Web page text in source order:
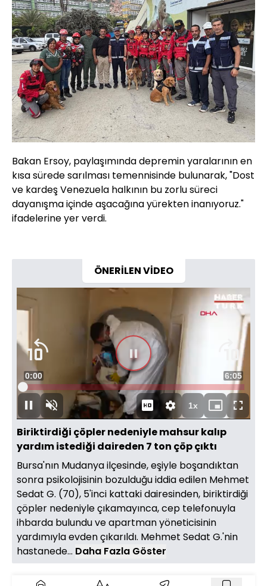
Bakan Ersoy, paylaşımında depremin yaralarının en
kısa sürede sarılması temennisinde bulunarak, "Dost
ve kardeş Venezuela halkının bu zorlu süreci
dayanışma içinde aşacağına yürekten inanıyoruz."
ifadelerine yer verdi.
ÖNERİLEN VİDEO
DuraklatSesi
Aç
Süre
0:00 Toplam
Süre
6:05
Yüklendi:
1.41%
1xOynatma
Hızı
Mini
oynatıcı
Tam
Ekran
Biriktirdiği çöpler nedeniyle mahsur kalıp
yardım istediği daireden 7 ton çöp çıktı
Bursa'nın Mudanya ilçesinde, eşiyle boşandıktan
sonra psikolojisinin bozulduğu iddia edilen Mehmet
Sedat G. (70), 5'inci kattaki dairesinden, biriktirdiği
çöpler nedeniyle çıkamayınca, cep telefonuyla
ihbarda bulundu ve apartman yöneticisinin
yardımıyla evden çıkarıldı. Mehmet Sedat G.'nin
hastanede... Daha Fazla Göster